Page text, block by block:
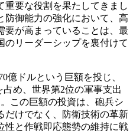
重要な役割を果たしてきまし
防御能力の強化において、高
要が高まっていることは、最
のリーダーシップを裏付けて
億ドルという巨額を投じ、
め、世界第2位の軍事支出
この巨額の投資は、砲兵シ
だけでなく、防衛技術の革新
性と作戦即応態勢の維持に戦